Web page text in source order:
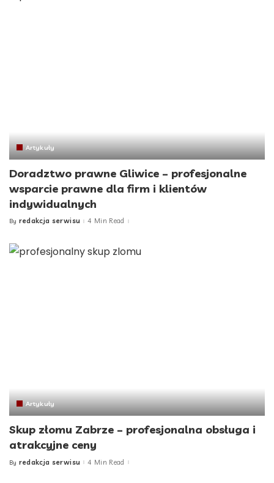
Artykuły
Doradztwo prawne Gliwice – profesjonalne
wsparcie prawne dla firm i klientów
indywidualnych
Posted
By redakcja serwisu 4 Min Read
Artykuły
Skup złomu Zabrze – profesjonalna obsługa i
atrakcyjne ceny
Posted
By redakcja serwisu 4 Min Read